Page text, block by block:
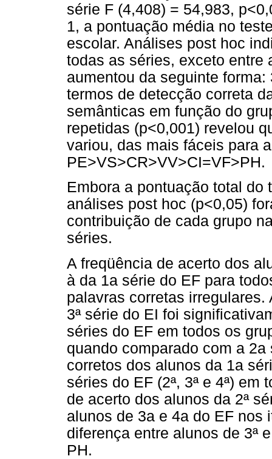
série F (4,408) = 54,983,
1, a pontuação média no
escolar. Análises post hoc
todas as séries, exceto entre
aumentou da seguinte
termos de detecção correta
semânticas em função do
repetidas (p<0,001) revelou
variou, das mais fáceis para
PE>VS>CR>VV>CI=VF>PH.
Embora a pontuação total
análises post hoc (p<0,05)
contribuição de cada grupo
séries.
A freqüência de acerto dos
à da 1a série do EF para
palavras corretas
3ª série do EI foi
séries do EF em todos os
quando comparado com a
corretos dos alunos da 1a
séries do EF (2ª, 3ª e 4ª)
de acerto dos alunos da 2ª
alunos de 3a e 4a do EF nos
diferença entre alunos de 3ª
PH.